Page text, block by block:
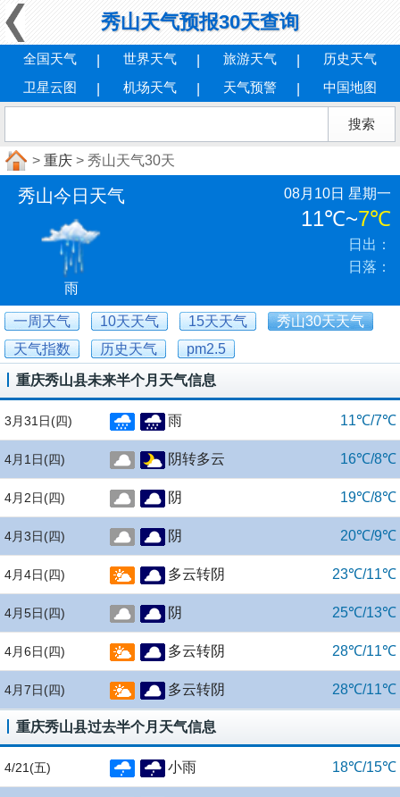
秀山天气预报30天查询
全国天气 世界天气 旅游天气
历史天气
卫星云图
机场天气 天气预警 中国地图
> 重庆 > 秀山天气30天
秀山今日天气
雨
08月10日 星期一
11℃~7℃
日出：
日落：
一周天气 10天天气 15天天气
秀山30天天气
天气指数
历史天气 pm2.5
重庆秀山县未来半个月天气信息
3月31日(四) 雨 11℃/7℃
4月1日(四) 阴转多云 16℃/8℃
4月2日(四) 阴 19℃/8℃
4月3日(四) 阴 20℃/9℃
4月4日(四) 多云转阴 23℃/11℃
4月5日(四) 阴 25℃/13℃
4月6日(四) 多云转阴 28℃/11℃
4月7日(四) 多云转阴 28℃/11℃
重庆秀山县过去半个月天气信息
4/21 (五) 小雨 18℃/15℃